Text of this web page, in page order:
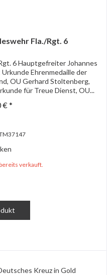
Fla./Rgt. 6
6 Hauptgefreiter Johannes
Ehrenmedaille der
OU Gerhard Stoltenberg,
für Treue Dienst, OU...
€ *
verkauft.